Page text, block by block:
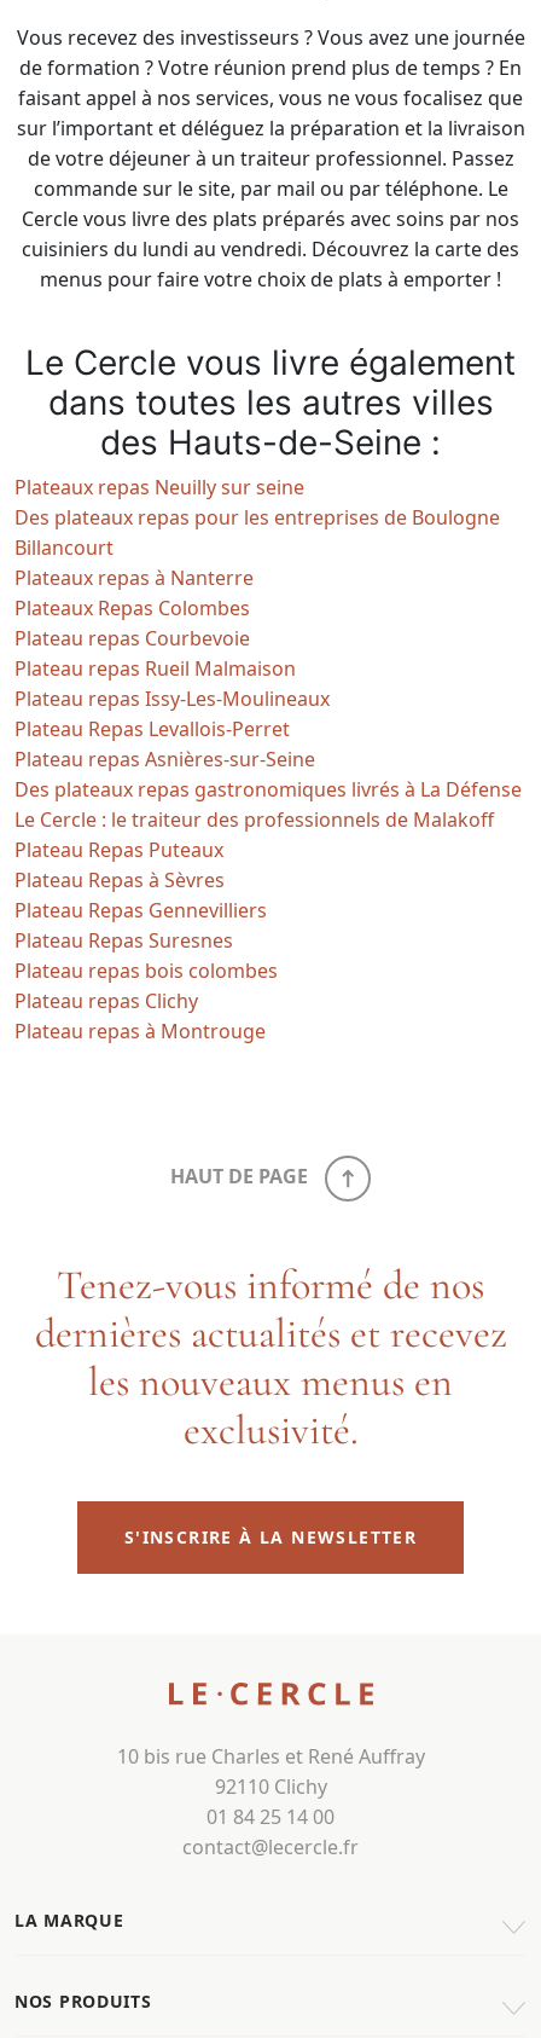
Vous recevez des investisseurs ? Vous avez une journée
de formation ? Votre réunion prend plus de temps ? En
faisant appel à nos services, vous ne vous focalisez que
sur l’important et déléguez la préparation et la livraison
de votre déjeuner à un traiteur professionnel. Passez
commande sur le site, par mail ou par téléphone. Le
Cercle vous livre des plats préparés avec soins par nos
cuisiniers du lundi au vendredi. Découvrez la carte des
menus pour faire votre choix de plats à emporter !
Le Cercle vous livre également
dans toutes les autres villes
des Hauts-de-Seine :
Plateaux repas Neuilly sur seine
Des plateaux repas pour les entreprises de Boulogne
Billancourt
Plateaux repas à Nanterre
Plateaux Repas Colombes
Plateau repas Courbevoie
Plateau repas Rueil Malmaison
Plateau repas Issy-Les-Moulineaux
Plateau Repas Levallois-Perret
Plateau repas Asnières-sur-Seine
Des plateaux repas gastronomiques livrés à La Défense
Le Cercle : le traiteur des professionnels de Malakoff
Plateau Repas Puteaux
Plateau Repas à Sèvres
Plateau Repas Gennevilliers
Plateau Repas Suresnes
Plateau repas bois colombes
Plateau repas Clichy
Plateau repas à Montrouge
HAUT DE PAGE
Tenez-vous informé de nos
dernières actualités et recevez
les nouveaux menus en
exclusivité.
S'INSCRIRE À LA NEWSLETTER
10 bis rue Charles et René Auffray
92110 Clichy
01 84 25 14 00
contact@lecercle.fr
LA MARQUE
NOS PRODUITS